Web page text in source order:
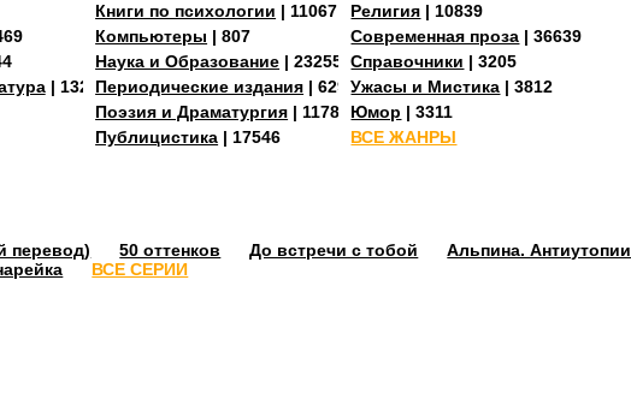
| 13273
Книги по психологии | 11067
Компьютеры | 807
Наука и Образование | 23255
Периодические издания | 629
Поэзия и Драматургия | 11784
Публицистика | 17546
Религия | 10839
Современная проза | 36639
Справочники | 3205
Ужасы и Мистика | 3812
Юмор | 3311
ВСЕ ЖАНРЫ
перевод) 50 оттенков До встречи с тобой
Альпина. Антиутопии
ВСЕ СЕРИИ